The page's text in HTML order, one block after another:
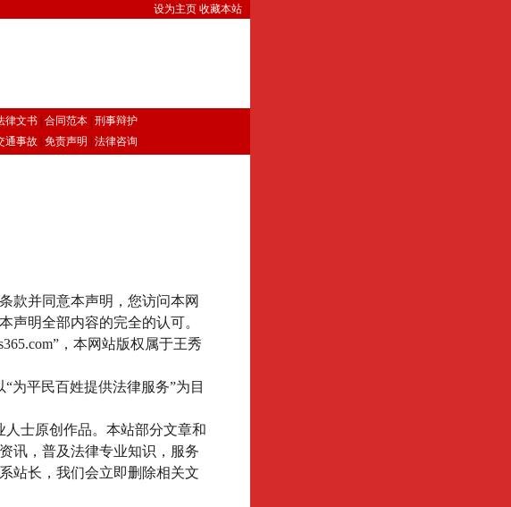
设为主页 收藏本站
律文书 合同范本 刑事辩护
通事故 免责声明 法律咨询
款并同意本声明，您访问本网
声明全部内容的完全的认可。
，本网站版权属于王秀
为平民百姓提供法律服务”为目
士原创作品。本站部分文章和
讯，普及法律专业知识，服务
站长，我们会立即删除相关文